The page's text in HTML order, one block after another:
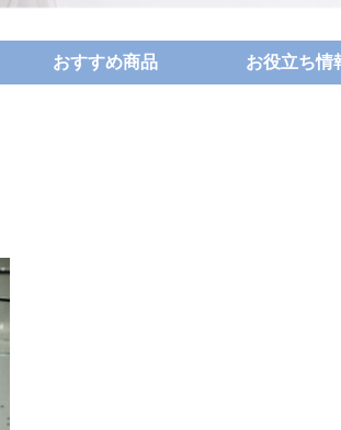
おすすめ商品 お役立ち情